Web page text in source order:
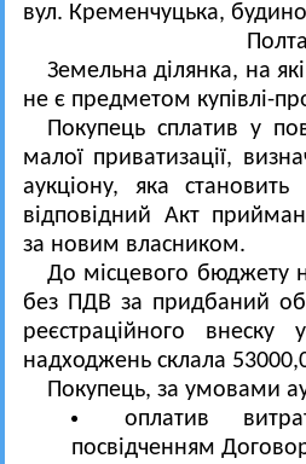
вул. Кременчуцька,
Земельна ділянка, на
не є предметом купівлі-
Покупець сплатив у
малої приватизації,
аукціону, яка
відповідний Акт
за новим власником.
До місцевого бюджету
без ПДВ за придбаний
реєстраційного внеску
надходжень склала
Покупець, за умовами
оплатив
посвідченням